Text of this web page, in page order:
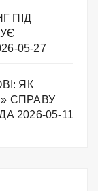
ПІД
05-27
ЯК
СПРАВУ
2026-05-11